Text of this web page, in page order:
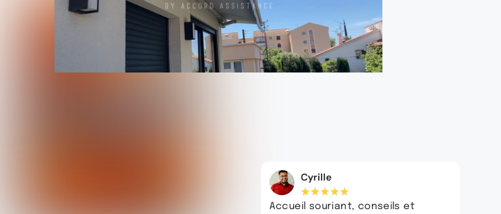
Cyrille
★★★★★
Accueil souriant, conseils et